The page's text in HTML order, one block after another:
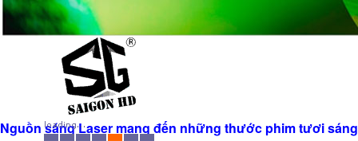
Nguồn sáng Laser mang đến những thước phim tươi sáng